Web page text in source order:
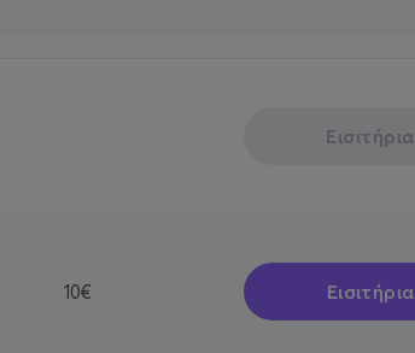
Εισιτήρια
10€ Εισιτήρια